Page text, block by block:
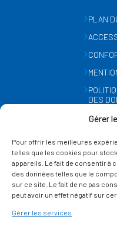
Gérer
Pour offrir les meilleures
telles que les cookies pour
appareils. Le fait de consentir à
des données telles que le
sur ce site. Le fait de ne pas
peut avoir un effet négatif sur
Gérer les services
PLAN
DES
SUIVEZ-
SUR